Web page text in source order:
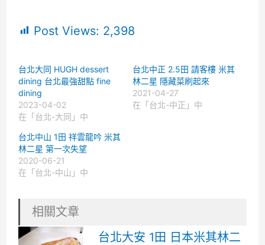
Post Views: 2,398
台北大同 HUGH dessert
dining 台北最強甜點 fine
dining
2023-04-02
在「台北-大同」中
台北中正 2.5田 請客樓 米其
林二星 隱藏菜刷起來
2021-04-27
在「台北-中正」中
台北中山 1田 祥雲龍吟 米其
林二星 第一次失望
2020-06-21
在「台北-中山」中
相關文章
台北大安 1田 日本米其林二